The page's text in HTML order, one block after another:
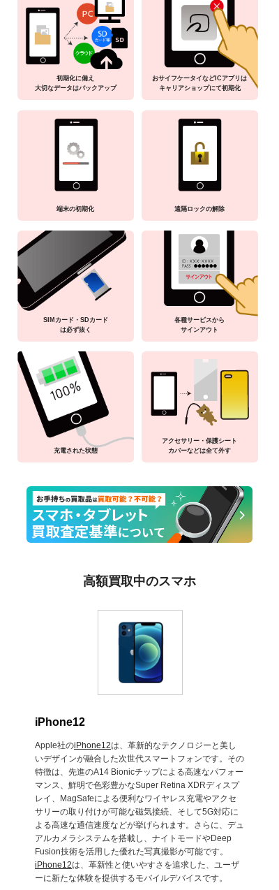
初期化に備え
大切なデータはバックアップ
おサイフケータイなどICアプリは
キャリアショップにて初期化
端末の初期化 遠隔ロックの解除
SIMカード・SDカード
は必ず抜く
各種サービスから
サインアウト
充電された状態
アクセサリー・保護シート
カバーなどは全て外す
高額買取中のスマホ
iPhone12
Apple社のiPhone12は、革新的なテクノロジーと美し
いデザインが融合した次世代スマートフォンです。その
特徴は、先進のA14 Bionicチップによる高速なパフォー
マンス、鮮明で色彩豊かなSuper Retina XDRディスプ
レイ、MagSafeによる便利なワイヤレス充電やアクセ
サリーの取り付けが可能な磁気接続、そして5G対応に
よる高速な通信速度などが挙げられます。さらに、デュ
アルカメラシステムを搭載し、ナイトモードやDeep
Fusion技術を活用した優れた写真撮影が可能です。
iPhone12は、革新性と使いやすさを追求した、ユーザ
ーに新たな体験を提供するモバイルデバイスです。